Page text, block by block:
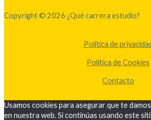
Copyright © 2026 ¿Qué carrera estudio?
Política de
Política de Cookies
Contacto
Usamos cookies para asegurar que te
en nuestra web. Si continúas usando este